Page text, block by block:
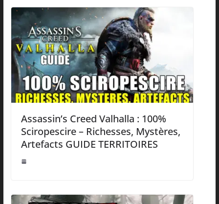
Assassin’s Creed Valhalla : 100%
Sciropescire – Richesses, Mystères,
Artefacts GUIDE TERRITOIRES